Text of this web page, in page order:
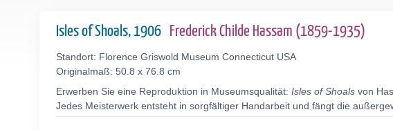
Isles of Shoals, 1906 Frederick Childe Hassam (1859-1935)
Standort: Florence Griswold Museum Connecticut USA
Originalmaß: 50.8 x 76.8 cm
Erwerben Sie eine Reproduktion in Museumsqualität: Isles of Shoals von
Jedes Meisterwerk entsteht in sorgfältiger Handarbeit und fängt die